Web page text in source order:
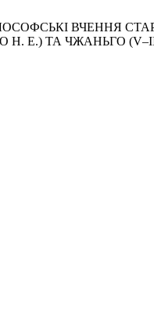
ВЧЕННЯ
Н. Е.) ТА ЧЖАНЬГО